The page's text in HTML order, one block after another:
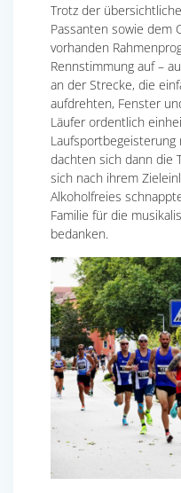
Trotz der
Passanten sowie dem
vorhanden
Rennstimmung auf –
an der Strecke, die
aufdrehten, Fenster
Läufer ordentlich
dachten sich dann die
sich nach ihrem
Alkoholfreies
Familie für die
bedanken.